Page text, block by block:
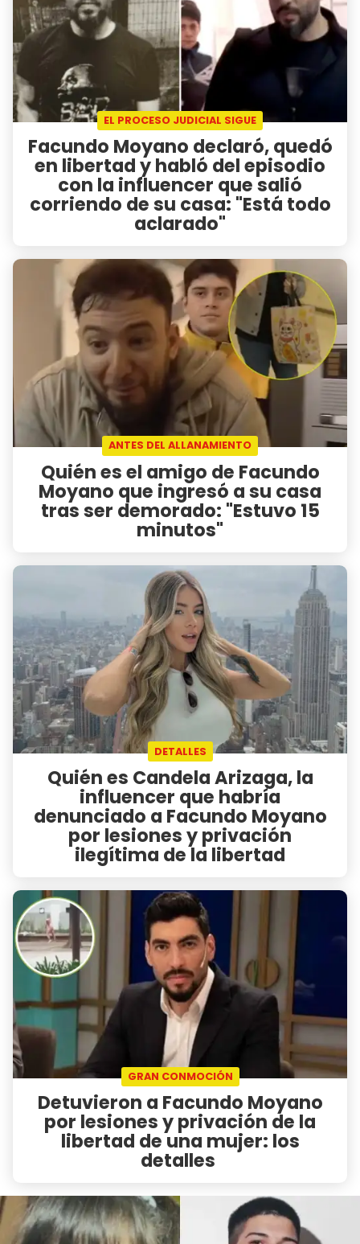
EL PROCESO JUDICIAL SIGUE
Facundo Moyano declaró, quedó
en libertad y habló del episodio
con la influencer que salió
corriendo de su casa: "Está todo
aclarado"
ANTES DEL ALLANAMIENTO
Quién es el amigo de Facundo
Moyano que ingresó a su casa
tras ser demorado: "Estuvo 15
minutos"
DETALLES
Quién es Candela Arizaga, la
influencer que habría
denunciado a Facundo Moyano
por lesiones y privación
ilegítima de la libertad
GRAN CONMOCIÓN
Detuvieron a Facundo Moyano
por lesiones y privación de la
libertad de una mujer: los
detalles